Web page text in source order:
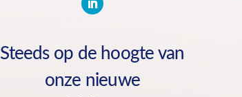
Steeds op de hoogte van
onze nieuwe